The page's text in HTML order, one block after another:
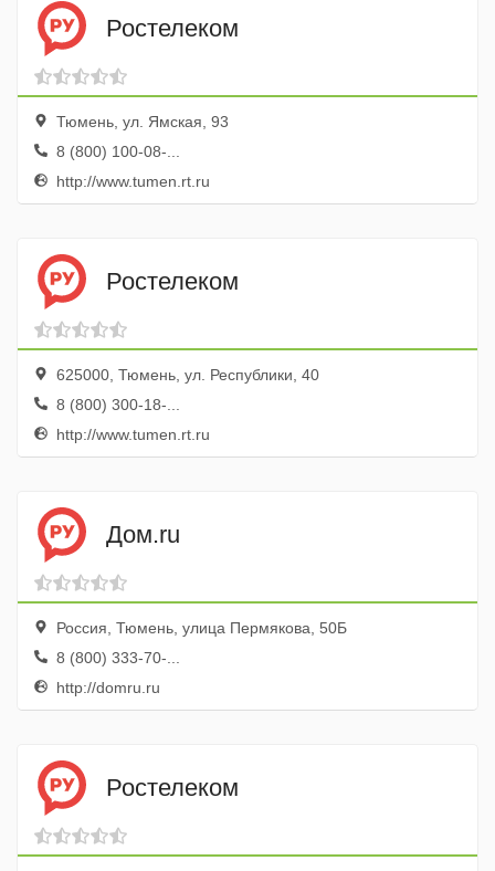
Ростелеком
Тюмень, ул. Ямская, 93
8 (800) 100-08-...
http://www.tumen.rt.ru
Ростелеком
625000, Тюмень, ул. Республики, 40
8 (800) 300-18-...
http://www.tumen.rt.ru
Дом.ru
Россия, Тюмень, улица Пермякова, 50Б
8 (800) 333-70-...
http://domru.ru
Ростелеком